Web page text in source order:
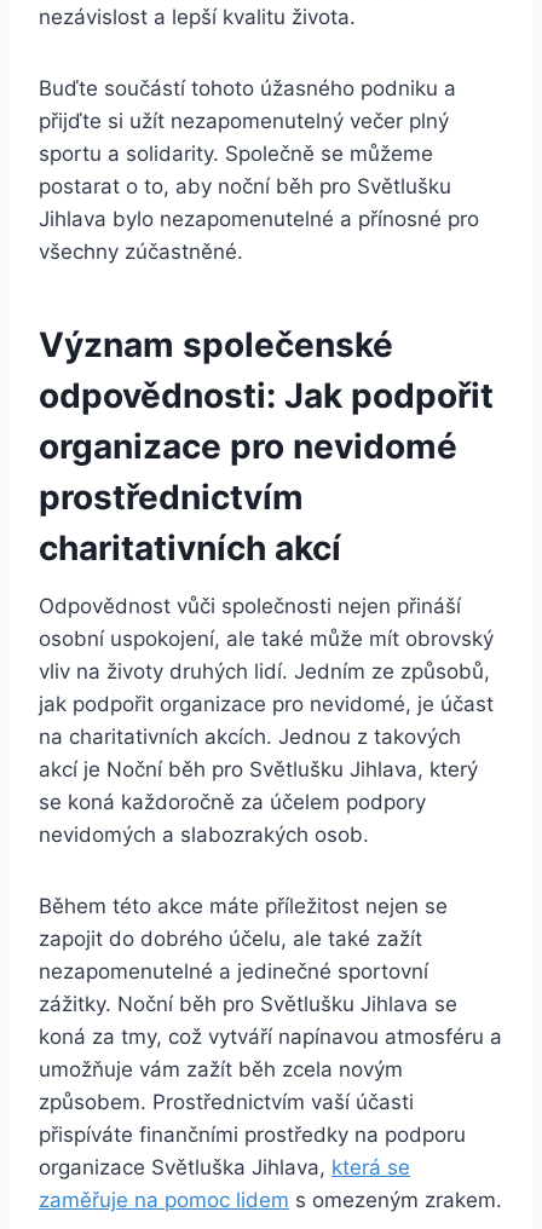
nezávislost a lepší ​kvalitu života.
Buďte součástí tohoto úžasného podniku a
přijďte si užít nezapomenutelný večer‍ plný
sportu⁣ a solidarity. Společně se ‍můžeme
postarat o to, ‍aby noční běh pro Světlušku
Jihlava bylo ⁤nezapomenutelné ⁤a přínosné pro
všechny‌ zúčastněné.
Význam společenské
odpovědnosti: Jak podpořit
organizace‍ pro nevidomé
prostřednictvím
charitativních akcí
Odpovědnost vůči společnosti nejen přináší
osobní uspokojení, ale​ také ​může‍ mít obrovský⁣
vliv ⁣na životy druhých ⁣lidí. Jedním ze způsobů,
jak⁢ podpořit organizace pro nevidomé, je ‌účast
na charitativních akcích. Jednou z takových
akcí je Noční běh ⁣pro ⁣Světlušku Jihlava, který
se koná ‍každoročně za​ účelem podpory
nevidomých a slabozrakých osob.
Během této ⁤akce máte‍ příležitost nejen se
zapojit do dobrého účelu, ale⁢ také zažít
nezapomenutelné a jedinečné sportovní
zážitky. Noční běh pro Světlušku Jihlava se⁢
koná za tmy, ​což vytváří napínavou atmosféru a​
umožňuje vám zažít⁤ běh zcela‍ novým
⁢způsobem. Prostřednictvím vaší účasti
přispíváte finančními prostředky na podporu
⁢organizace Světluška Jihlava, která​ se
zaměřuje na pomoc lidem s omezeným‌ zrakem.